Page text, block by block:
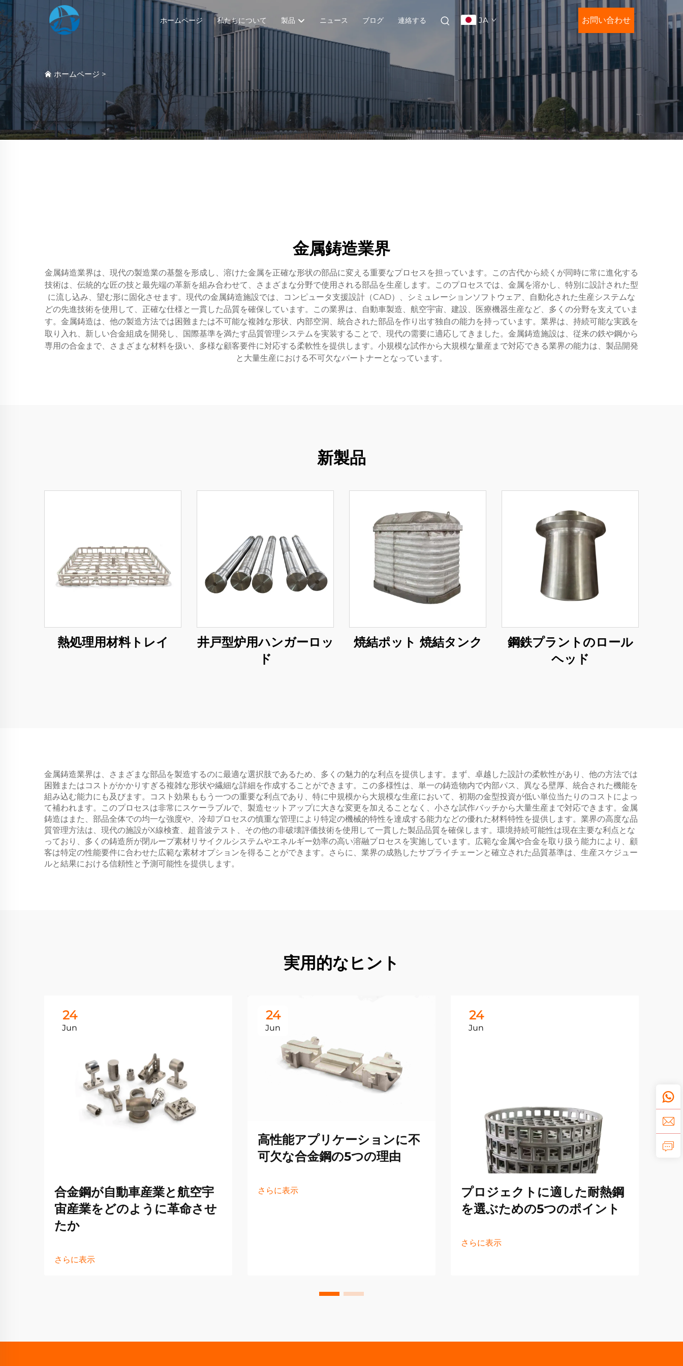
ホームページ 私たちについて 製品 ニュース ブログ 連絡する JA お問い合わせ
ホームページ >
金属鋳造業界
金属鋳造業界は、現代の製造業の基盤を形成し、溶けた金属を正確な形状の部品に変える重要なプロセスを担っています。この古代から続くが同時に常に進化する
技術は、伝統的な匠の技と最先端の革新を組み合わせて、さまざまな分野で使用される部品を生産します。このプロセスでは、金属を溶かし、特別に設計された型
に流し込み、望む形に固化させます。現代の金属鋳造施設では、コンピュータ支援設計（CAD）、シミュレーションソフトウェア、自動化された生産システムな
どの先進技術を使用して、正確な仕様と一貫した品質を確保しています。この業界は、自動車製造、航空宇宙、建設、医療機器生産など、多くの分野を支えていま
す。金属鋳造は、他の製造方法では困難または不可能な複雑な形状、内部空洞、統合された部品を作り出す独自の能力を持っています。業界は、持続可能な実践を
取り入れ、新しい合金組成を開発し、国際基準を満たす品質管理システムを実装することで、現代の需要に適応してきました。金属鋳造施設は、従来の鉄や鋼から
専用の合金まで、さまざまな材料を扱い、多様な顧客要件に対応する柔軟性を提供します。小規模な試作から大規模な量産まで対応できる業界の能力は、製品開発
と大量生産における不可欠なパートナーとなっています。
新製品
熱処理用材料トレイ
井戸型炉用ハンガーロッ
ド
焼結ポット 焼結タンク
鋼鉄プラントのロール
ヘッド
金属鋳造業界は、さまざまな部品を製造するのに最適な選択肢であるため、多くの魅力的な利点を提供します。まず、卓越した設計の柔軟性があり、他の方法では
困難またはコストがかかりすぎる複雑な形状や繊細な詳細を作成することができます。この多様性は、単一の鋳造物内で内部パス、異なる壁厚、統合された機能を
組み込む能力にも及びます。コスト効果ももう一つの重要な利点であり、特に中規模から大規模な生産において、初期の金型投資が低い単位当たりのコストによっ
て補われます。このプロセスは非常にスケーラブルで、製造セットアップに大きな変更を加えることなく、小さな試作バッチから大量生産まで対応できます。金属
鋳造はまた、部品全体での均一な強度や、冷却プロセスの慎重な管理により特定の機械的特性を達成する能力などの優れた材料特性を提供します。業界の高度な品
質管理方法は、現代の施設がX線検査、超音波テスト、その他の非破壊評価技術を使用して一貫した製品品質を確保します。環境持続可能性は現在主要な利点とな
っており、多くの鋳造所が閉ループ素材リサイクルシステムやエネルギー効率の高い溶融プロセスを実施しています。広範な金属や合金を取り扱う能力により、顧
客は特定の性能要件に合わせた広範な素材オプションを得ることができます。さらに、業界の成熟したサプライチェーンと確立された品質基準は、生産スケジュー
ルと結果における信頼性と予測可能性を提供します。
実用的なヒント
24
Jun
合金鋼が自動車産業と航空宇
宙産業をどのように革命させ
たか
さらに表示
24
Jun
高性能アプリケーションに不
可欠な合金鋼の5つの理由
さらに表示
24
Jun
プロジェクトに適した耐熱鋼
を選ぶための5つのポイント
さらに表示
鋳
の